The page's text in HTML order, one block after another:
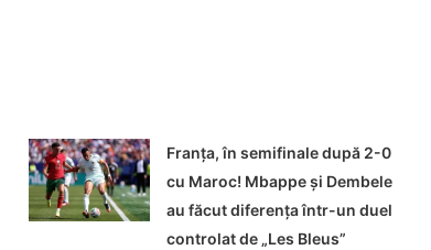
Franța, în semifinale după 2-0
cu Maroc! Mbappe și Dembele
au făcut diferența într-un duel
controlat de „Les Bleus”